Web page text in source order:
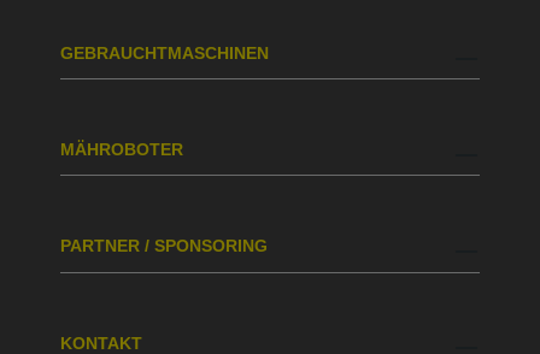
GEBRAUCHTMASCHINEN
MÄHROBOTER
PARTNER / SPONSORING
KONTAKT